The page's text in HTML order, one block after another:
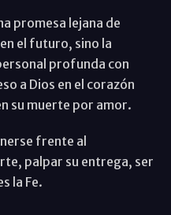
promesa lejana de
el futuro, sino la
profunda con
a Dios en el corazón
su muerte por amor.
frente al
palpar su entrega, ser
la Fe.